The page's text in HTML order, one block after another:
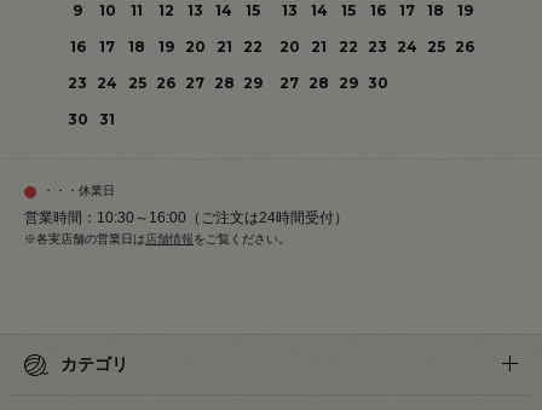
9
10 11 12 13 14
15
16
17 18 19 20 21
22
23
24 25 26 27 28 29
30
31
13
14 15 16 17 18
19
20
21 22 23 24 25
26
27 28 29 30
・・・休業日
営業時間：10:30～16:00（ご注文は24時間受付）
※各実店舗の営業日は店舗情報をご覧ください。
カテゴリ